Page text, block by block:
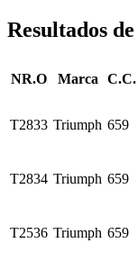
Resultados
NR.O Marca C.C.
T2833 Triumph 659
T2834 Triumph 659
T2536 Triumph 659